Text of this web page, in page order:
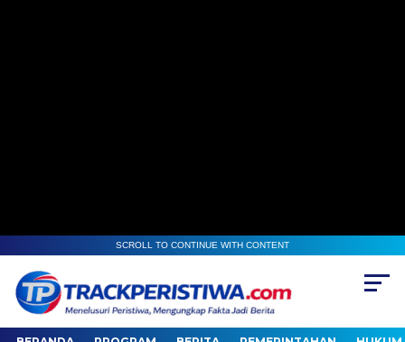
SCROLL TO CONTINUE WITH CONTENT